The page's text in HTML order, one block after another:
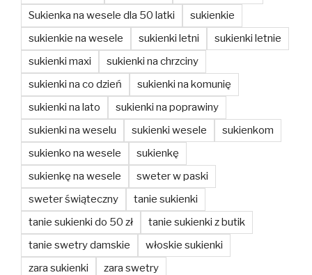
Sukienka na wesele dla 50 latki
sukienkie
sukienkie na wesele
sukienki letni
sukienki letnie
sukienki maxi
sukienki na chrzciny
sukienki na co dzień
sukienki na komunię
sukienki na lato
sukienki na poprawiny
sukienki na weselu
sukienki wesele
sukienkom
sukienko na wesele
sukienkę
sukienkę na wesele
sweter w paski
sweter świąteczny
tanie sukienki
tanie sukienki do 50 zł
tanie sukienki z butik
tanie swetry damskie
włoskie sukienki
zara sukienki
zara swetry